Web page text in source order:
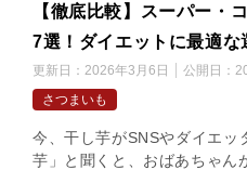
【徹底比較】スーパー・
7選！ダイエットに最適な
更新日： 2026年3月6日 公開日：
さつまいも
今、干し芋がSNSやダイエッ
芋」と聞くと、おばあちゃん